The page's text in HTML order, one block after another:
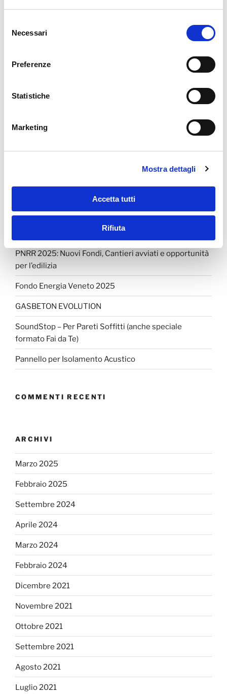
delNecessari
Preferenze
Statistiche
Marketing
Mostra dettagli
Accetta tutti
Rifiuta
ha deciso di affidare i test dei suoi
principali prodotti ai più rinomati laboratori
PNRR 2025: Nuovi Fondi, Cantieri avviati e opportunità
per l’edilizia
Fondo Energia Veneto 2025
GASBETON EVOLUTION
SoundStop – Per Pareti Soffitti (anche speciale
formato Fai da Te)
Pannello per Isolamento Acustico
COMMENTI RECENTI
ARCHIVI
Marzo 2025
Febbraio 2025
Settembre 2024
Aprile 2024
Marzo 2024
Febbraio 2024
Dicembre 2021
Novembre 2021
Ottobre 2021
Settembre 2021
Agosto 2021
Luglio 2021